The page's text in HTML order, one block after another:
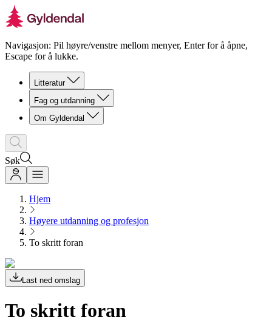
Navigasjon: Pil høyre/venstre mellom menyer, Enter for å åpne,
Escape for å lukke.
Litteratur
Fag og utdanning
Om Gyldendal
Søk
Hjem
Høyere utdanning og profesjon
To skritt foran
Last ned omslag
To skritt foran